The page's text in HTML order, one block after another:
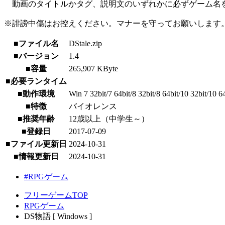
動画のタイトルかタグ、説明文のいずれかに必ずゲーム名
※誹謗中傷はお控えください。マナーを守ってお願いします。
■ファイル名
DStale.zip
■バージョン
1.4
■容量
265,907 KByte
■必要ランタイム
■動作環境
Win 7 32bit/7 64bit/8 32bit/8 64bit/10 32bit/10
■特徴
バイオレンス
■推奨年齢
12歳以上（中学生～）
■登録日
2017-07-09
■ファイル更新日 2024-10-31
■情報更新日
2024-10-31
#RPGゲーム
フリーゲームTOP
RPGゲーム
DS物語 [ Windows ]